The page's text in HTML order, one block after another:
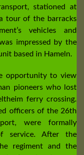
stationed at
tour of the barracks
vehicles and
impressed by the
based in Hameln.
opportunity to view
pioneers who lost
ferry crossing.
officers of the 26th
were formally
service. After the
regiment and the